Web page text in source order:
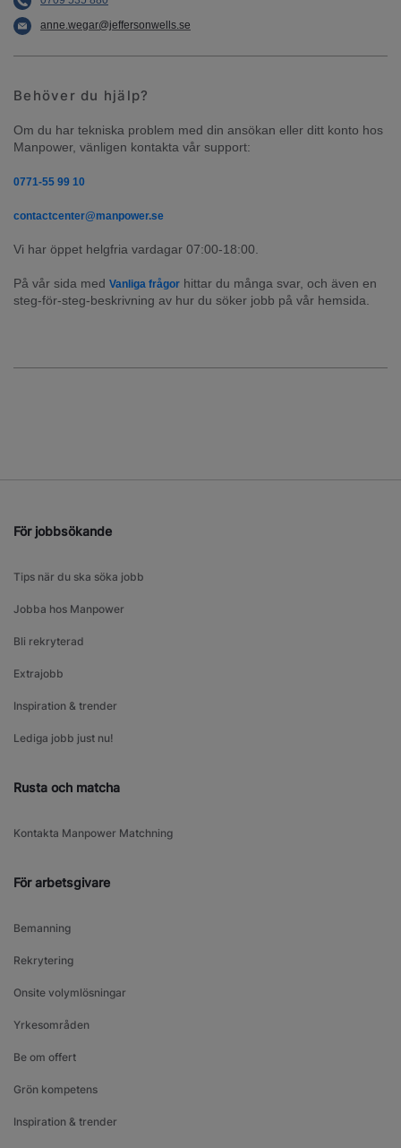
anne.wegar@jeffersonwells.se
Behöver du hjälp?
Om du har tekniska problem med din ansökan eller ditt konto hos
Manpower, vänligen kontakta vår support:
0771-55 99 10
contactcenter@manpower.se
Vi har öppet helgfria vardagar 07:00-18:00.
På vår sida med Vanliga frågor hittar du många svar, och även en
steg-för-steg-beskrivning av hur du söker jobb på vår hemsida.
För jobbsökande
Tips när du ska söka jobb
Jobba hos Manpower
Bli rekryterad
Extrajobb
Inspiration & trender
Lediga jobb just nu!
Rusta och matcha
Kontakta Manpower Matchning
För arbetsgivare
Bemanning
Rekrytering
Onsite volymlösningar
Yrkesområden
Be om offert
Grön kompetens
Inspiration & trender